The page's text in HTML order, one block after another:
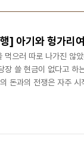
] 아기와 헝가리
먹으러 따로 나가진 않
장 쓸 현금이 없다고 하
돈과의 전쟁은 자주
서 아기 손수건 10장
이 많았다. 어찌할까 고